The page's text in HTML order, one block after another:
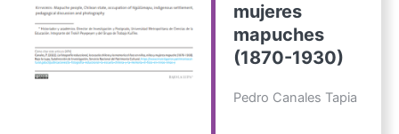
mujeres
mapuches
(1870-1930)
Pedro Canales Tapia